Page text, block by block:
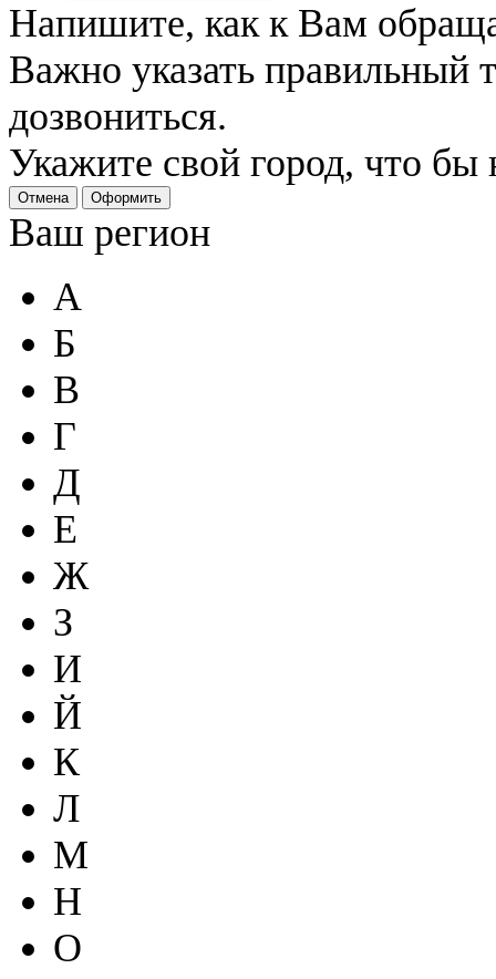
Напишите, как к Вам
Важно указать
дозвониться.
Укажите свой город, что
Отмена Оформить
Ваш регион
А
Б
В
Г
Д
Е
Ж
З
И
Й
К
Л
М
Н
О